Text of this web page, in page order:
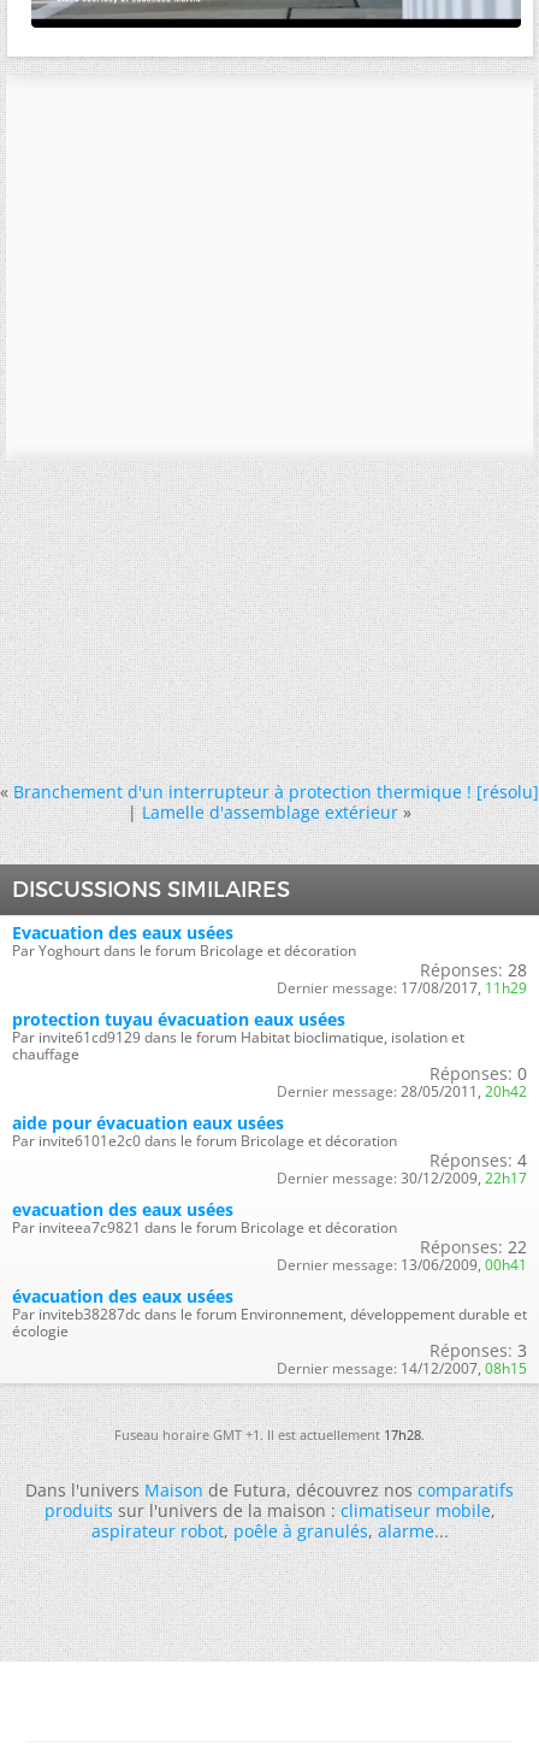
« Branchement d'un interrupteur à protection thermique ! [résolu]
|Lamelle d'assemblage extérieur »
DISCUSSIONS SIMILAIRES
Evacuation des eaux usées
Par Yoghourt dans le forum Bricolage et décoration
Réponses: 28
Dernier message: 17/08/2017, 11h29
protection tuyau évacuation eaux usées
Par invite61cd9129 dans le forum Habitat bioclimatique, isolation et
chauffage
Réponses: 0
Dernier message: 28/05/2011, 20h42
aide pour évacuation eaux usées
Par invite6101e2c0 dans le forum Bricolage et décoration
Réponses: 4
Dernier message: 30/12/2009, 22h17
evacuation des eaux usées
Par inviteea7c9821 dans le forum Bricolage et décoration
Réponses: 22
Dernier message: 13/06/2009, 00h41
évacuation des eaux usées
Par inviteb38287dc dans le forum Environnement, développement durable et
écologie
Réponses: 3
Dernier message: 14/12/2007, 08h15
Fuseau horaire GMT +1. Il est actuellement17h28.
Dans l'universMaisonde Futura, découvrez noscomparatifs
produitssur l'univers de la maison :climatiseur mobile,
aspirateur robot,poêle à granulés,alarme...